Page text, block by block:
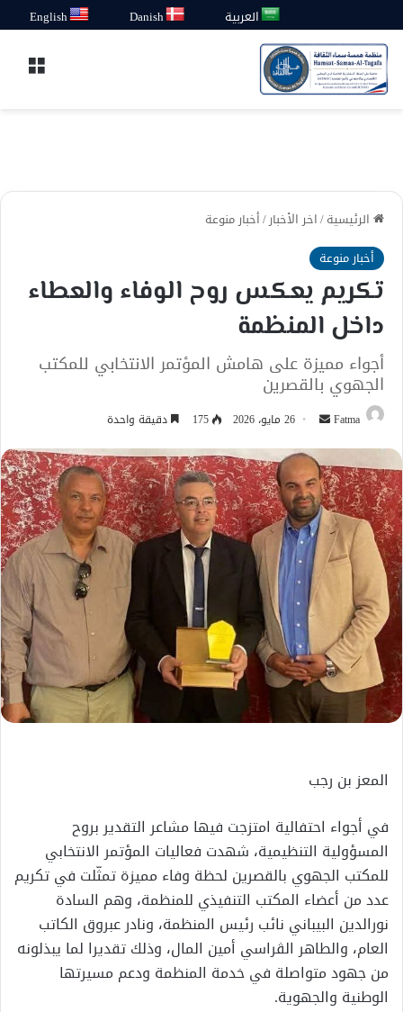
العربية Danish
English
الرئيسية/اخر الأخبار/أخبار منوعة
أخبار منوعة
تكريم يعكس روح الوفاء والعطاء
داخل المنظمة
أجواء مميزة على هامش المؤتمر الانتخابي للمكتب
الجهوي بالقصرين
Fatma
أرسل
إلكترونيا
26 مايو، 2026 175 دقيقة واحدة
المعز بن رجب
في أجواء احتفالية امتزجت فيها مشاعر التقدير بروح
المسؤولية التنظيمية، شهدت فعاليات المؤتمر الانتخابي
للمكتب الجهوي بالقصرين لحظة وفاء مميزة تمثّلت في تكريم
عدد من أعضاء المكتب التنفيذي للمنظمة، وهم السادة
نورالدين البيباني نائب رئيس المنظمة، ونادر عبروق الكاتب
العام، والطاهر الڨراسي أمين المال، وذلك تقديرا لما يبذلونه
من جهود متواصلة في خدمة المنظمة ودعم مسيرتها
الوطنية والجهوية.